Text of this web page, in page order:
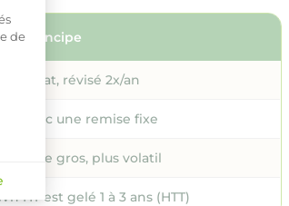
de Principe
l’État, révisé 2x/an
avec une remise fixe
de gros, plus volatil
HT est gelé 1 à 3 ans (HTT)